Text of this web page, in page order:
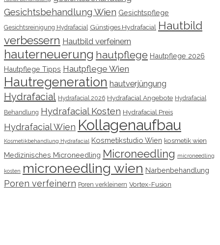
Gesichtsbehandlung Wien Gesichtspflege
Gesichtsreinigung Hydrafacial Günstiges Hydrafacial Hautbild
verbessern Hautbild verfeinern
hauterneuerung hautpflege Hautpflege 2026
Hautpflege Tipps Hautpflege Wien
Hautregeneration hautverjüngung
Hydrafacial Hydrafacial 2026 Hydrafacial Angebote Hydrafacial
Behandlung Hydrafacial Kosten Hydrafacial Preis
Hydrafacial Wien Kollagenaufbau
Kosmetikbehandlung Hydrafacial Kosmetikstudio Wien kosmetik wien
Medizinisches Microneedling Microneedling microneedling
kosten microneedling wien Narbenbehandlung
Poren verfeinern Poren verkleinern Vortex-Fusion